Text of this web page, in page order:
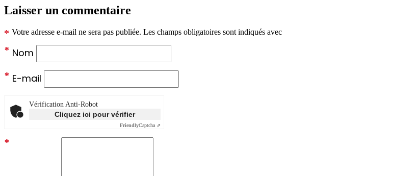
Laisser un commentaire
Votre adresse e-mail ne sera pas publiée. Les champs obligatoires sont indiqués avec
*
Nom
*
E-mail
*
Vérification Anti-Robot
Cliquez ici pour vérifier
FriendlyCaptcha ⇗
*